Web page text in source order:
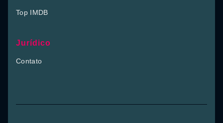
Top IMDB
Jurídico
Contato